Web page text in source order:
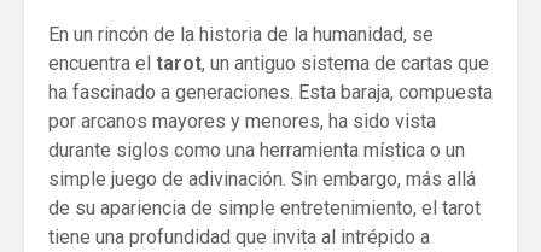
En un rincón de la historia de la humanidad, se
encuentra el tarot, un antiguo sistema de cartas que
ha fascinado a generaciones. Esta baraja, compuesta
por arcanos mayores y menores, ha sido vista
durante siglos como una herramienta mística o un
simple juego de adivinación. Sin embargo, más allá
de su apariencia de simple entretenimiento, el tarot
tiene una profundidad que invita al intrépido a